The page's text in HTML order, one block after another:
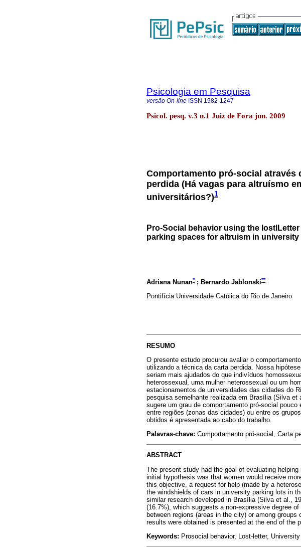
Psicologia em Pesquisa
versão On-line ISSN 1982-1247
Psicol. pesq. v.3 n.1 Juiz de Fora jun. 2009
Comportamento pró-social através
perdida (Há vagas para altruísmo
universitários?)1
Pro-Social behavior using the
parking spaces for altruism in
Adriana Nunan* ; Bernardo Jablonski**
Pontifícia Universidade Católica do Rio de Janeiro
RESUMO
O presente estudo procurou avaliar o
utilizando a técnica da carta perdida. Nossa
seriam mais ajudados do que indivíduos
heterossexual, uma mulher heterossexual ou um
estacionamentos de universidades das cidades do
pesquisa semelhante realizada em Brasília (Silva
sugere um grau de comportamento pró-social
entre regiões (zonas das cidades) ou entre os
obtidos é apresentada ao cabo do trabalho.
Palavras-chave: Comportamento pró-social, Carta
ABSTRACT
The present study had the goal of evaluating
initial hypothesis was that women would receive
this objective, a request for help (made by a
the windshields of cars in university parking lots in
similar research developed in Brasília (Silva et al.,
(16.7%), which suggests a non-expressive degree
between regions (areas in the city) or among
results were obtained is presented at the end of the
Keywords: Prosocial behavior, Lost-letter,